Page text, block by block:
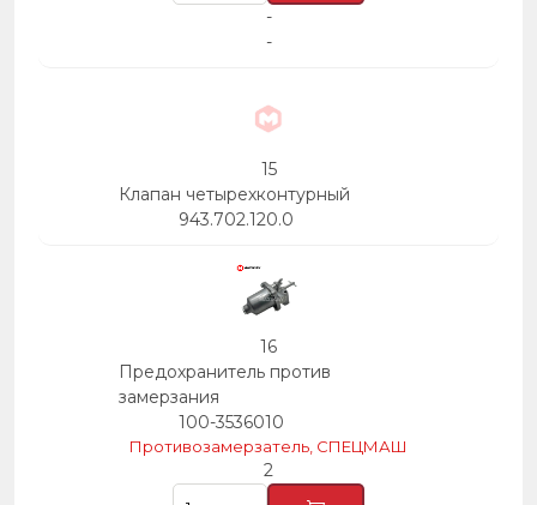
-
-
15
Клапан четырехконтурный
943.702.120.0
16
Предохранитель против
замерзания
100-3536010
Противозамерзатель, СПЕЦМАШ
2